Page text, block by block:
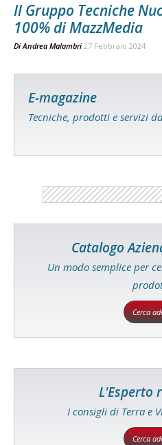
Il Gruppo Tecniche
100% di MazzMedia
DiAndrea Malambri 27 Febbraio 2024
E-magazine
Tecniche, prodotti e servizi
Catalogo
Un modo semplice per
Cerca
L'Esperto
I consigli di Terra e
Cerca